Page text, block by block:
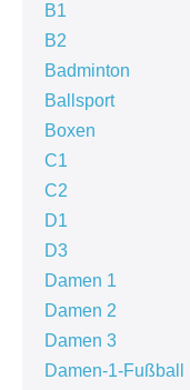
B1
B2
Badminton
Ballsport
Boxen
C1
C2
D1
D3
Damen 1
Damen 2
Damen 3
Damen-1-Fußball